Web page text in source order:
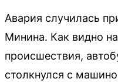
Авария случилась
Минина. Как видно
происшествия,
столкнулся с